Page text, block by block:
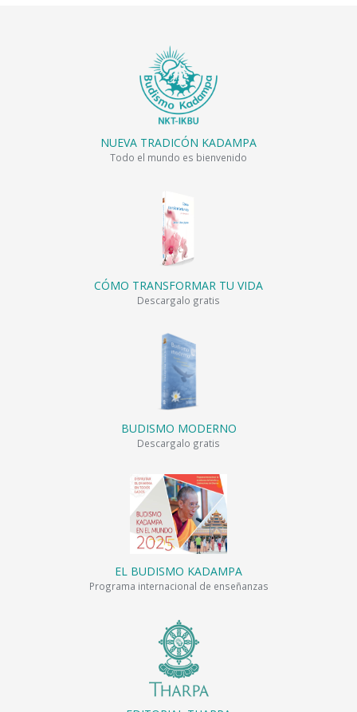
NUEVA TRADICÓN KADAMPA
Todo el mundo es bienvenido
CÓMO TRANSFORMAR TU VIDA
Descargalo gratis
BUDISMO MODERNO
Descargalo gratis
EL BUDISMO KADAMPA
Programa internacional de enseñanzas